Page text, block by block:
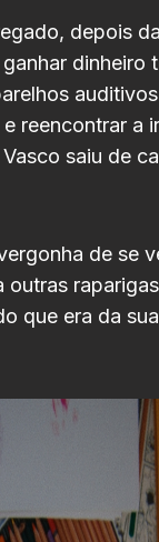
depois
dinheiro
reencontrar a
saiu de
de se
que era da